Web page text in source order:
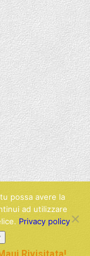
possa avere la
ad utilizzare
Privacy policy